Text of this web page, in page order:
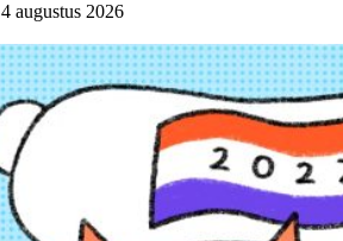
4 augustus 2026